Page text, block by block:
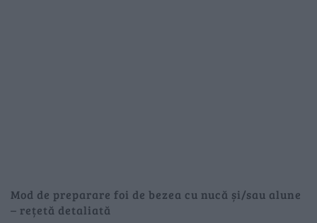
Mod de preparare foi de bezea cu nucă și/sau alune
– rețetă detaliată